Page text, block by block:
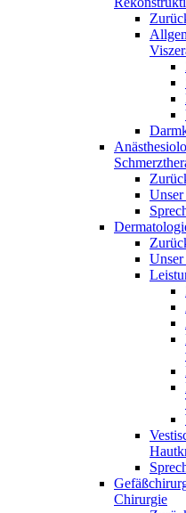
Unser
Unser
Chirurgie